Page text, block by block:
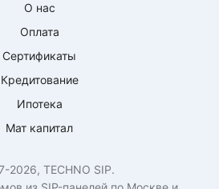
О нас
Оплата
Сертификаты
Кредитование
Ипотека
Мат капитал
2026, TECHNO SIP.